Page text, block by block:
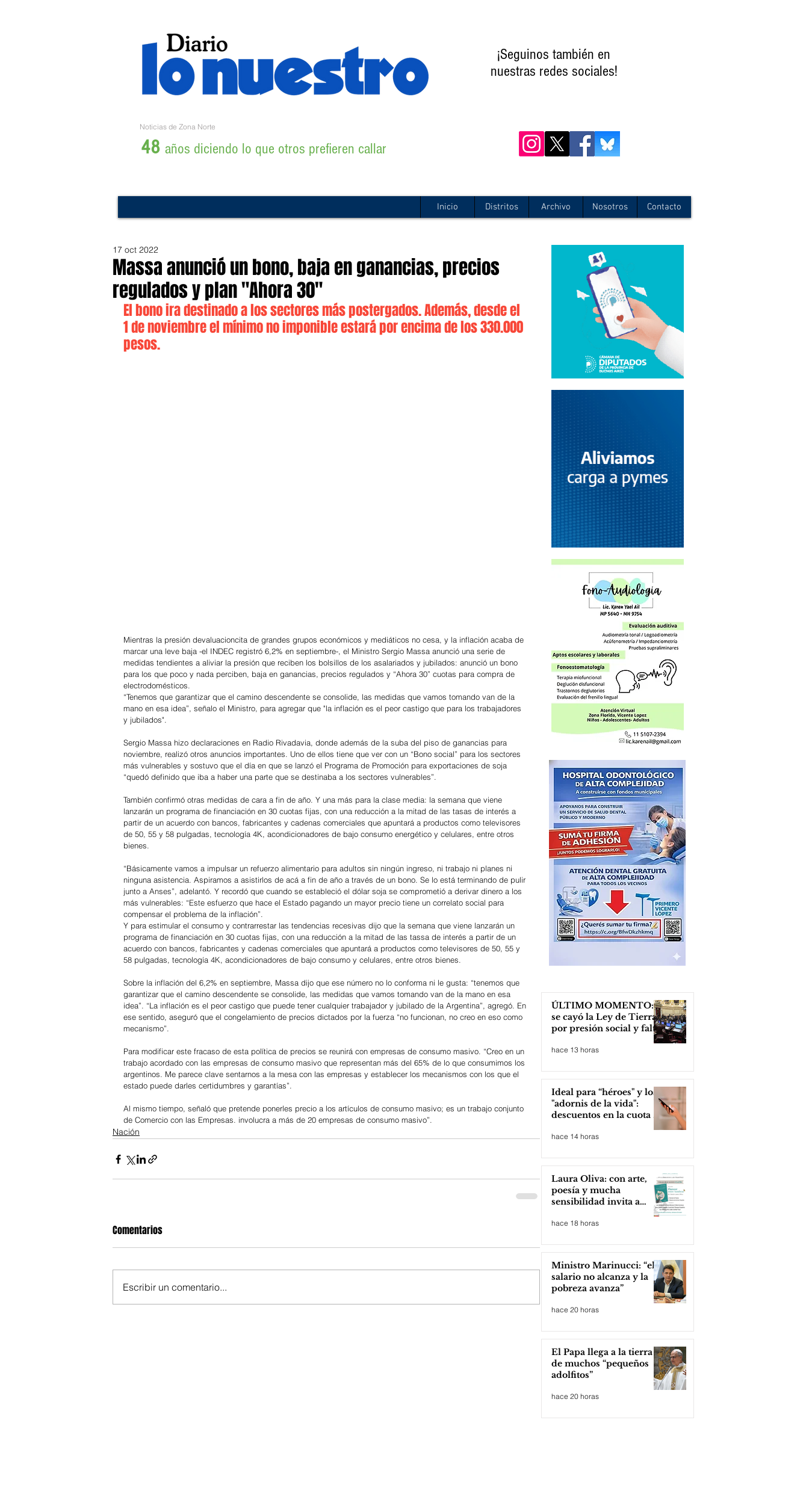
¡Seguinos también en
nuestras redes sociales!
Noticias de Zona Norte
48 años diciendo lo que otros prefieren callar
Inicio Distritos Archivo Nosotros Contacto
Massa anunció un bono, baja en ganancias, precios
regulados y plan "Ahora 30"
17 oct 2022
El bono ira destinado a los sectores más postergados. Además, desde el
1 de noviembre el mínimo no imponible estará por encima de los 330.000
pesos.
Mientras la presión devaluacioncita de grandes grupos económicos y mediáticos no cesa, y la inflación acaba de
marcar una leve baja -el INDEC registró 6,2% en septiembre-, el Ministro Sergio Massa anunció una serie de
medidas tendientes a aliviar la presión que reciben los bolsillos de los asalariados y jubilados: anunció un bono
para los que poco y nada perciben, baja en ganancias, precios regulados y “Ahora 30” cuotas para compra de
electrodomésticos.
“Tenemos que garantizar que el camino descendente se consolide, las medidas que vamos tomando van de la
mano en esa idea”, señalo el Ministro, para agregar que "la inflación es el peor castigo que para los trabajadores
y jubilados".
Sergio Massa hizo declaraciones en Radio Rivadavia, donde además de la suba del piso de ganancias para
noviembre, realizó otros anuncios importantes. Uno de ellos tiene que ver con un “Bono social” para los sectores
más vulnerables y sostuvo que el día en que se lanzó el Programa de Promoción para exportaciones de soja
“quedó definido que iba a haber una parte que se destinaba a los sectores vulnerables”.
También confirmó otras medidas de cara a fin de año. Y una más para la clase media: la semana que viene
lanzarán un programa de financiación en 30 cuotas fijas, con una reducción a la mitad de las tasas de interés a
partir de un acuerdo con bancos, fabricantes y cadenas comerciales que apuntará a productos como televisores
de 50, 55 y 58 pulgadas, tecnología 4K, acondicionadores de bajo consumo energético y celulares, entre otros
bienes.
“Básicamente vamos a impulsar un refuerzo alimentario para adultos sin ningún ingreso, ni trabajo ni planes ni
ninguna asistencia. Aspiramos a asistirlos de acá a fin de año a través de un bono. Se lo está terminando de pulir
junto a Anses”, adelantó. Y recordó que cuando se estableció el dólar soja se comprometió a derivar dinero a los
más vulnerables: “Este esfuerzo que hace el Estado pagando un mayor precio tiene un correlato social para
compensar el problema de la inflación”.
Y para estimular el consumo y contrarrestar las tendencias recesivas dijo que la semana que viene lanzarán un
programa de financiación en 30 cuotas fijas, con una reducción a la mitad de las tassa de interés a partir de un
acuerdo con bancos, fabricantes y cadenas comerciales que apuntará a productos como televisores de 50, 55 y
58 pulgadas, tecnología 4K, acondicionadores de bajo consumo y celulares, entre otros bienes.
Sobre la inflación del 6,2% en septiembre, Massa dijo que ese número no lo conforma ni le gusta: “tenemos que
garantizar que el camino descendente se consolide, las medidas que vamos tomando van de la mano en esa
idea”. “La inflación es el peor castigo que puede tener cualquier trabajador y jubilado de la Argentina”, agregó. En
ese sentido, aseguró que el congelamiento de precios dictados por la fuerza “no funcionan, no creo en eso como
mecanismo”.
Para modificar este fracaso de esta política de precios se reunirá con empresas de consumo masivo. “Creo en un
trabajo acordado con las empresas de consumo masivo que representan más del 65% de lo que consumimos los
argentinos. Me parece clave sentarnos a la mesa con las empresas y establecer los mecanismos con los que el
estado puede darles certidumbres y garantías”.
Al mismo tiempo, señaló que pretende ponerles precio a los artículos de consumo masivo; es un trabajo conjunto
de Comercio con las Empresas. involucra a más de 20 empresas de consumo masivo”.
Nación
Comentarios
Escribir un comentario...
ÚLTIMO MOMENTO:
se cayó la Ley de Tierras
por presión social y falta
hace 13 horas
Ideal para “héroes" y los
"adornis de la vida":
descuentos en la cuota 4
hace 14 horas
Laura Oliva: con arte,
poesía y mucha
sensibilidad invita a
hace 18 horas
Ministro Marinucci: “el
salario no alcanza y la
pobreza avanza”
hace 20 horas
El Papa llega a la tierra
de muchos “pequeños
adolfitos”
hace 20 horas